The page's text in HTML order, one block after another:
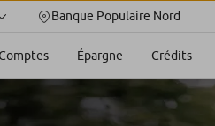
Banque Populaire Nord
Épargne Crédits